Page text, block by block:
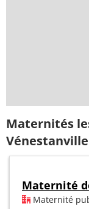
Maternités
Vénestanville
Maternité
Maternité